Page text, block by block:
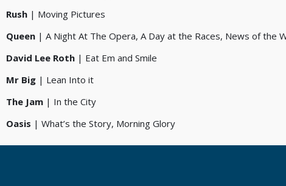
Rush | Moving Pictures
Queen | A Night At The Opera, A Day at the Races, News of the
David Lee Roth | Eat Em and Smile
Mr Big | Lean Into it
The Jam | In the City
Oasis | What’s the Story, Morning Glory